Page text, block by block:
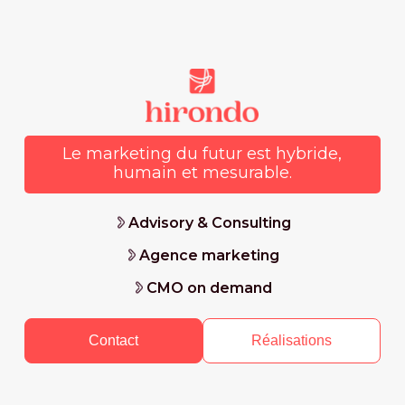
Le marketing du futur est hybride,
humain et mesurable.
Advisory & Consulting
Agence marketing
CMO on demand
Contact Réalisations